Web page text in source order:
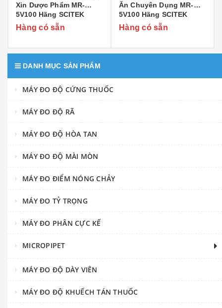
Xin Dược Phẩm MR-
5V100 Hãng SCITEK
Hàng có sẵn
Ăn Chuyên Dụng MR-
5V100 Hãng SCITEK
Hàng có sẵn
DANH MỤC SẢN PHẨM
MÁY ĐO ĐỘ CỨNG THUỐC
MÁY ĐO ĐỘ RÃ
MÁY ĐO ĐỘ HÒA TAN
MÁY ĐO ĐỘ MÀI MÒN
MÁY ĐO ĐIỂM NÓNG CHẢY
MÁY ĐO TỶ TRỌNG
MÁY ĐO PHÂN CỰC KẾ
MICROPIPET
MÁY ĐO ĐỘ DÀY VIÊN
MÁY ĐO ĐỘ KHUẾCH TÁN THUỐC